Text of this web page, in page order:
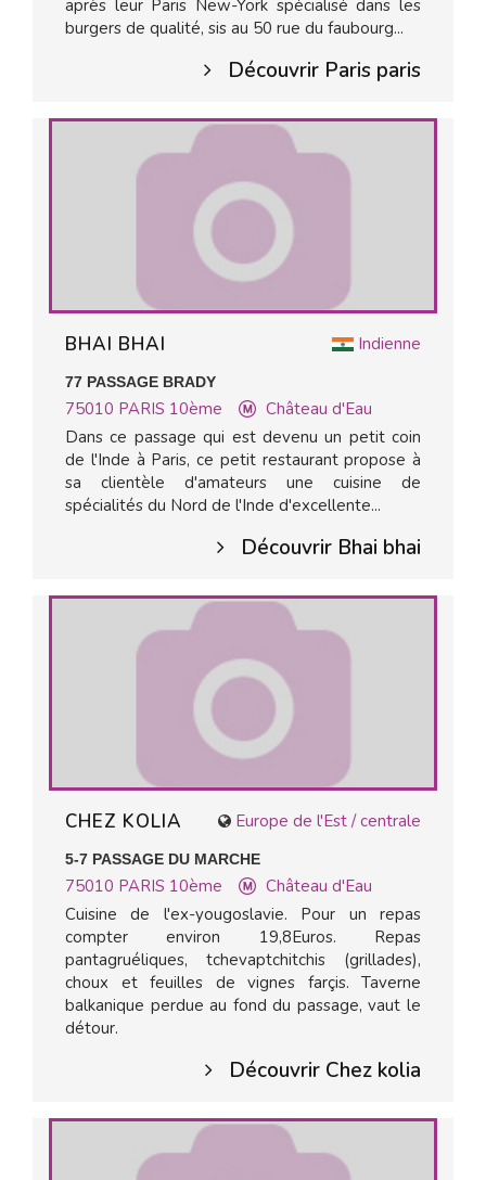
après leur Paris New-York spécialisé dans les
burgers de qualité, sis au 50 rue du faubourg...
Découvrir Paris paris
Indienne
BHAI BHAI
77 PASSAGE BRADY
75010 PARIS 10ème
Château d'Eau
Dans ce passage qui est devenu un petit coin
de l'Inde à Paris, ce petit restaurant propose à
sa clientèle d'amateurs une cuisine de
spécialités du Nord de l'Inde d'excellente...
Découvrir Bhai bhai
Europe de l'Est / centrale
CHEZ KOLIA
5-7 PASSAGE DU MARCHE
75010 PARIS 10ème
Château d'Eau
Cuisine de l'ex-yougoslavie. Pour un repas
compter environ 19,8Euros. Repas
pantagruéliques, tchevaptchitchis (grillades),
choux et feuilles de vignes farçis. Taverne
balkanique perdue au fond du passage, vaut le
détour.
Découvrir Chez kolia